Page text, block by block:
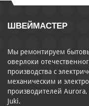
ШВЕЙМАСТЕР
Мы ремонтируем
оверлоки
производства с
механическим и
производителей
Juki.